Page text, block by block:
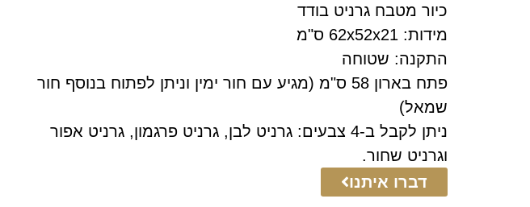
כיור מטבח גרניט בודד
מידות: 62x52x21 ס"מ
התקנה: שטוחה
פתח בארון 58 ס"מ (מגיע עם חור ימין וניתן לפתוח בנוסף חור
שמאל)
ניתן לקבל ב-4 צבעים: גרניט לבן, גרניט פרגמון, גרניט אפור
וגרניט שחור.
דברו איתנו